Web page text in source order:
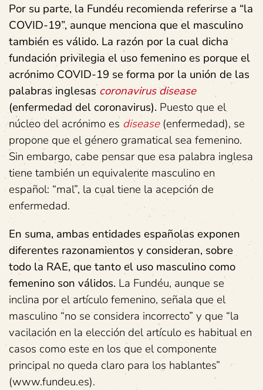
Por su parte, la Fundéu recomienda referirse a “la
COVID-19”, aunque menciona que el masculino
también es válido. La razón por la cual dicha
fundación privilegia el uso femenino es porque el
acrónimo COVID-19 se forma por la unión de las
palabras inglesas coronavirus disease
(enfermedad del coronavirus). Puesto que el
núcleo del acrónimo es disease(enfermedad), se
propone que el género gramatical sea femenino.
Sin embargo, cabe pensar que esa palabra inglesa
tiene también un equivalente masculino en
español: “mal”, la cual tiene la acepción de
enfermedad.
En suma, ambas entidades españolas exponen
diferentes razonamientos y consideran, sobre
todo la RAE, que tanto el uso masculino como
femenino son válidos. La Fundéu, aunque se
inclina por el artículo femenino, señala que el
masculino “no se considera incorrecto” y que “la
vacilación en la elección del artículo es habitual en
casos como este en los que el componente
principal no queda claro para los hablantes”
(www.fundeu.es).